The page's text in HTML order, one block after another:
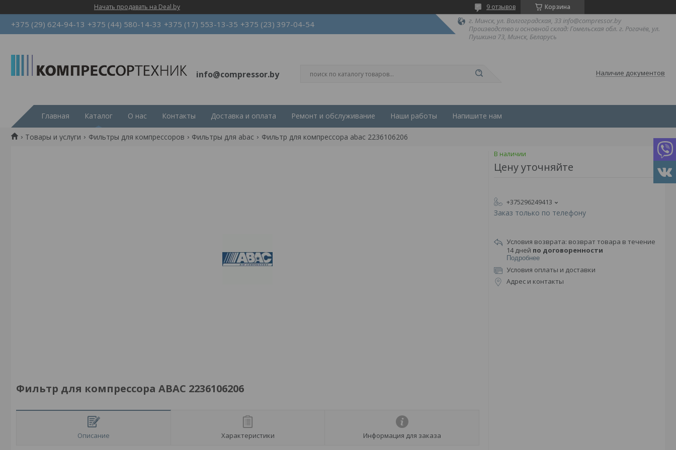
Начать продавать на Deal.by Корзина
9 отзывов
+375 (29) 624-94-13 +375 (44) 580-14-33 +375 (17) 553-13-35 +375 (23) 397-04-54
г. Минск, ул. Волгоградская, 33 info@compressor.by
Производство и основной склад: Гомельская обл. г. Рогачёв, ул.
Пушкина 73, Минск, Беларусь
info@compressor.by Наличие документов
Главная Каталог О нас Контакты Доставка и оплата Ремонт и обслуживание Наши работы Напишите нам
Товары и услуги Фильтры для компрессоров Фильтры для abac Фильтр для компрессора abac 2236106206
Фильтр для компрессора ABAC 2236106206
Описание Характеристики Информация для заказа
В наличии
Цену уточняйте
+375296249413
Заказ только по телефону
возврат товара в течение
14 дней по договоренности
Подробнее
Условия оплаты и доставки
Адрес и контакты